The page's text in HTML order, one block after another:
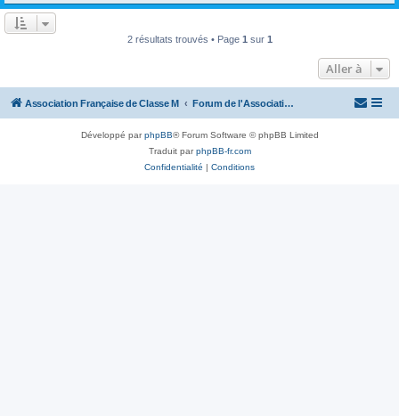
2 résultats trouvés • Page 1 sur 1
Aller à
Association Française de Classe M Forum de l'Association Française de Classe M
Développé parphpBB® Forum Software © phpBB Limited
Traduit parphpBB-fr.com
Confidentialité | Conditions